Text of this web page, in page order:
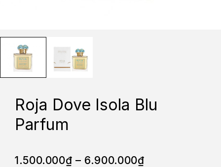
Roja Dove Isola Blu
Parfum
1.500.000₫ – 6.900.000₫